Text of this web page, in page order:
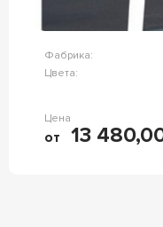
Фабрика:
Цвета:
Цена
от 13